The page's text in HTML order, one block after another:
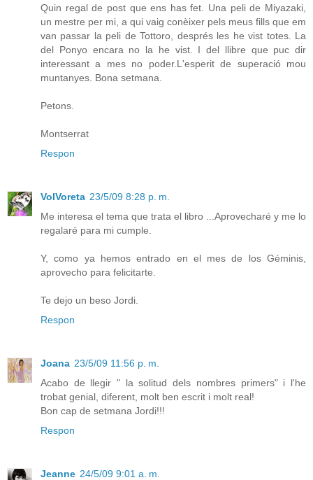
Quin regal de post que ens has fet. Una peli de Miyazaki,
un mestre per mi, a qui vaig conèixer pels meus fills que em
van passar la peli de Tottoro, després les he vist totes. La
del Ponyo encara no la he vist. I del llibre que puc dir
interessant a mes no poder.L'esperit de superació mou
muntanyes. Bona setmana.
Petons.
Montserrat
Respon
VolVoreta 23/5/09 8:28 p. m.
Me interesa el tema que trata el libro ...Aprovecharé y me lo
regalaré para mi cumple.
Y, como ya hemos entrado en el mes de los Géminis,
aprovecho para felicitarte.
Te dejo un beso Jordi.
Respon
Joana 23/5/09 11:56 p. m.
Acabo de llegir " la solitud dels nombres primers" i l'he
trobat genial, diferent, molt ben escrit i molt real!
Bon cap de setmana Jordi!!!
Respon
Jeanne 24/5/09 9:01 a. m.